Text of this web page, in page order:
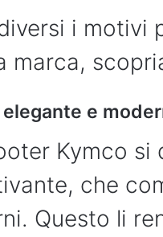
i motivi
marca,
e
Kymco si
che
Questo li